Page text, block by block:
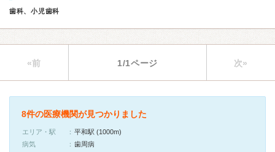
歯科、小児歯科
«前 1/1ページ 次»
8件の医療機関が見つかりました
エリア・駅
平和駅 (1000m)
病気
歯周病